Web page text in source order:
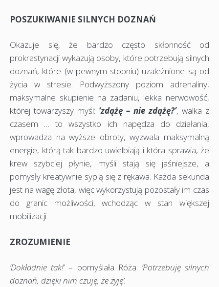
POSZUKIWANIE SILNYCH DOZNAŃ
Okazuje się, że bardzo często skłonność od
prokrastynacji wykazują osoby, które potrzebują silnych
doznań, które (w pewnym stopniu) uzależnione są od
życia w stresie. Podwyższony poziom adrenaliny,
maksymalne skupienie na zadaniu, lekka nerwowość,
której towarzyszy myśl: ‘zdążę – nie zdążę?’, walka z
czasem … to wszystko ich napędza do działania,
wprowadza na wyższe obroty, wyzwala maksymalną
energie, którą tak bardzo uwielbiają i która sprawia, że
krew szybciej płynie, myśli stają się jaśniejsze, a
pomysły kreatywnie sypią się z rękawa. Każda sekunda
jest na wagę złota, więc wykorzystują pozostały im czas
do granic możliwości, wchodząc w stan większej
mobilizacji.
ZROZUMIENIE
‘Dokładnie tak!’ – pomyślała Róża. ‘Potrzebuję silnych
doznań, dzięki nim czuję, że żyję’.